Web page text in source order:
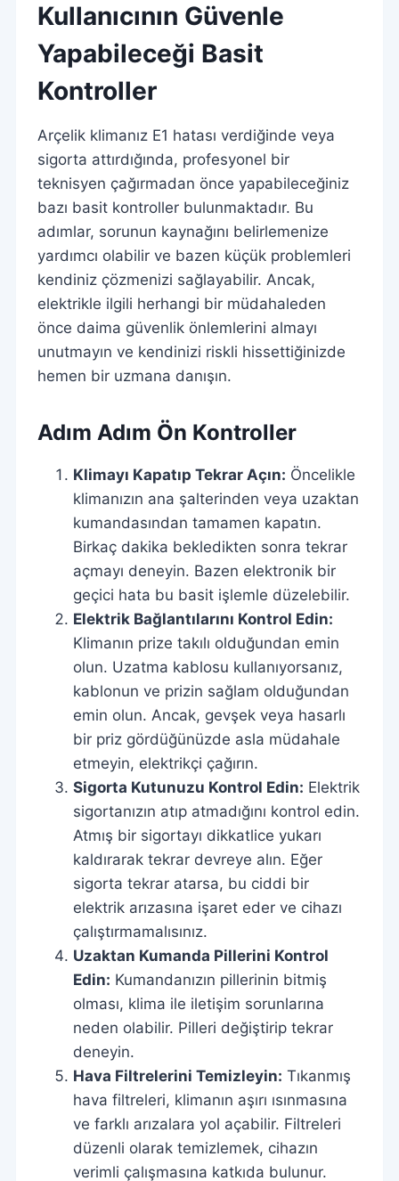
Kullanıcının Güvenle
Yapabileceği Basit
Kontroller
Arçelik klimanız E1 hatası verdiğinde veya
sigorta attırdığında, profesyonel bir
teknisyen çağırmadan önce yapabileceğiniz
bazı basit kontroller bulunmaktadır. Bu
adımlar, sorunun kaynağını belirlemenize
yardımcı olabilir ve bazen küçük problemleri
kendiniz çözmenizi sağlayabilir. Ancak,
elektrikle ilgili herhangi bir müdahaleden
önce daima güvenlik önlemlerini almayı
unutmayın ve kendinizi riskli hissettiğinizde
hemen bir uzmana danışın.
Adım Adım Ön Kontroller
Klimayı Kapatıp Tekrar Açın: Öncelikle
klimanızın ana şalterinden veya uzaktan
kumandasından tamamen kapatın.
Birkaç dakika bekledikten sonra tekrar
açmayı deneyin. Bazen elektronik bir
geçici hata bu basit işlemle düzelebilir.
Elektrik Bağlantılarını Kontrol Edin:
Klimanın prize takılı olduğundan emin
olun. Uzatma kablosu kullanıyorsanız,
kablonun ve prizin sağlam olduğundan
emin olun. Ancak, gevşek veya hasarlı
bir priz gördüğünüzde asla müdahale
etmeyin, elektrikçi çağırın.
Sigorta Kutunuzu Kontrol Edin: Elektrik
sigortanızın atıp atmadığını kontrol edin.
Atmış bir sigortayı dikkatlice yukarı
kaldırarak tekrar devreye alın. Eğer
sigorta tekrar atarsa, bu ciddi bir
elektrik arızasına işaret eder ve cihazı
çalıştırmamalısınız.
Uzaktan Kumanda Pillerini Kontrol
Edin: Kumandanızın pillerinin bitmiş
olması, klima ile iletişim sorunlarına
neden olabilir. Pilleri değiştirip tekrar
deneyin.
Hava Filtrelerini Temizleyin: Tıkanmış
hava filtreleri, klimanın aşırı ısınmasına
ve farklı arızalara yol açabilir. Filtreleri
düzenli olarak temizlemek, cihazın
verimli çalışmasına katkıda bulunur.